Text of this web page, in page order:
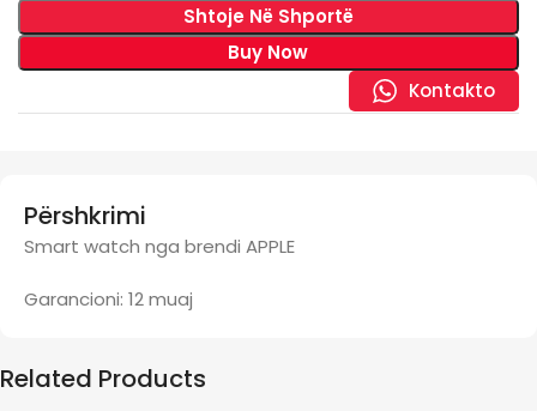
Shtoje Në Shportë
Buy Now
Kontakto
Përshkrimi
Smart watch nga brendi APPLE
Garancioni: 12 muaj
Related Products